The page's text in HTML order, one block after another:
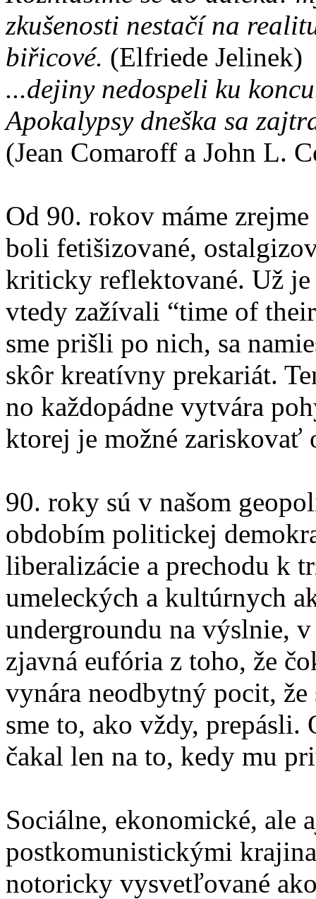
zkušenosti nestačí na
biřicové. (Elfriede Jelinek)
...dejiny nedospeli ku
Apokalypsy dneška sa
(Jean Comaroff a John L.
Od 90. rokov máme
boli fetišizované,
kriticky reflektované. Už
vtedy zažívali “time of
sme prišli po nich, sa
skôr kreatívny prekariát.
no každopádne vytvára
ktorej je možné zariskovať
90. roky sú v našom
obdobím politickej
liberalizácie a prechodu k
umeleckých a kultúrnych
undergroundu na výslnie,
zjavná eufória z toho, že
vynára neodbytný pocit,
sme to, ako vždy,
čakal len na to, kedy mu
Sociálne, ekonomické, ale
postkomunistickými
notoricky vysvetľované